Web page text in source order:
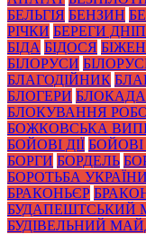
БЕЛЬГІЯ БЕНЗИН
РІЧКИ БЕРЕГИ
БІДА БІДОСЯ
БІЛОРУСИ
БЛАГОДІЙНИК
БЛОГЕРИ БЛОКАДА
БЛОКУВАННЯ
БОЖКОВСЬКА
БОЙОВІ ДІЇ
БОРГИ БОРДЕЛЬ
БОРОТЬБА УКРАЇНИ
БРАКОНЬЄР
БУДАПЕШТСЬКИЙ
БУДІВЕЛЬНИЙ